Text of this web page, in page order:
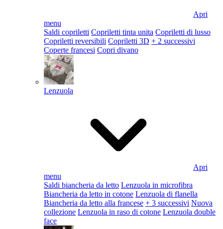
Apri
menu
Saldi copriletti Copriletti tinta unita Copriletti di lusso
Copriletti reversibili Copriletti 3D + 2 successivi
Coperte francesi Copri divano
Lenzuola
Apri
menu
Saldi biancheria da letto Lenzuola in microfibra
Biancheria da letto in cotone Lenzuola di flanella
Biancheria da letto alla francese + 3 successivi Nuova
collezione Lenzuola in raso di cotone Lenzuola double
face